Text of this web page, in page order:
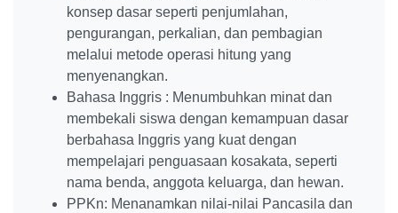
konsep dasar seperti penjumlahan,
pengurangan, perkalian, dan pembagian
melalui metode operasi hitung yang
menyenangkan.
Bahasa Inggris : Menumbuhkan minat dan
membekali siswa dengan kemampuan dasar
berbahasa Inggris yang kuat dengan
mempelajari penguasaan kosakata, seperti
nama benda, anggota keluarga, dan hewan.
PPKn: Menanamkan nilai-nilai Pancasila dan